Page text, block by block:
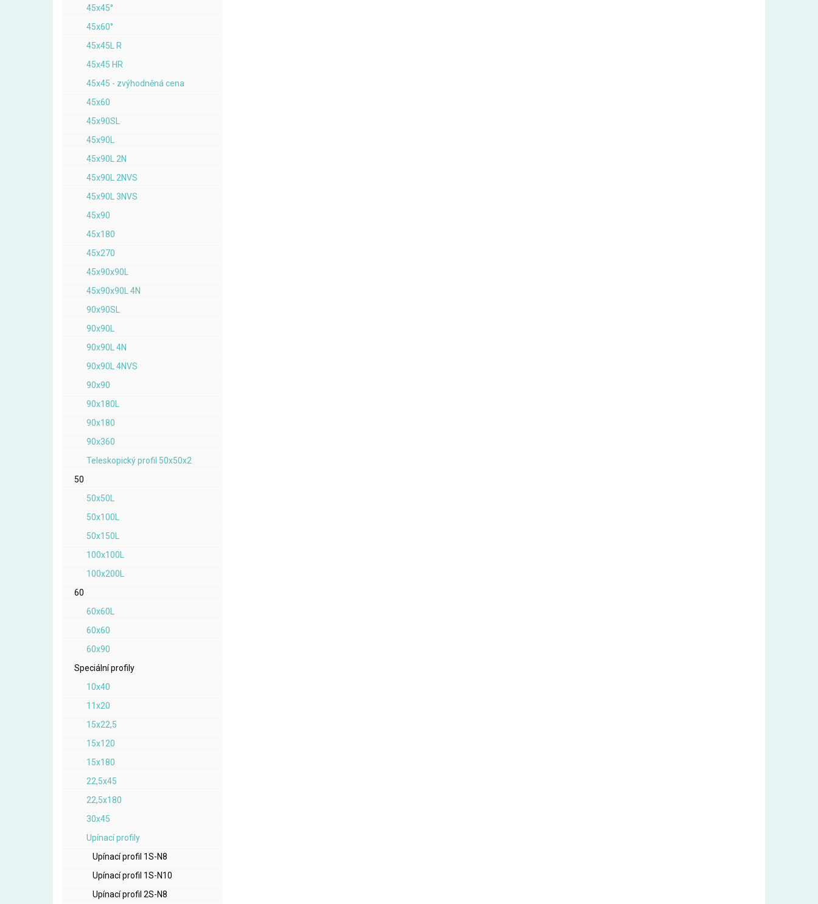
45x45°
45x60°
45x45L R
45x45 HR
45x45 - zvýhodněná cena
45x60
45x90SL
45x90L
45x90L 2N
45x90L 2NVS
45x90L 3NVS
45x90
45x180
45x270
45x90x90L
45x90x90L 4N
90x90SL
90x90L
90x90L 4N
90x90L 4NVS
90x90
90x180L
90x180
90x360
Teleskopický profil 50x50x2
50
50x50L
50x100L
50x150L
100x100L
100x200L
60
60x60L
60x60
60x90
Speciální profily
10x40
11x20
15x22,5
15x120
15x180
22,5x45
22,5x180
30x45
Upínací profily
Upínací profil 1S-N8
Upínací profil 1S-N10
Upínací profil 2S-N8